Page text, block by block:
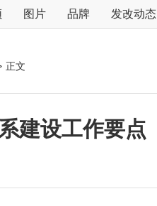
图片 品牌 发改动态
正文
建设工作要点